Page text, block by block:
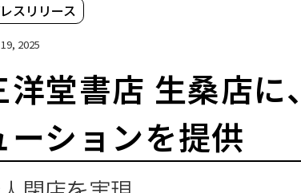
スリリース
2025
洋堂書店 生桑店に
ーションを提供